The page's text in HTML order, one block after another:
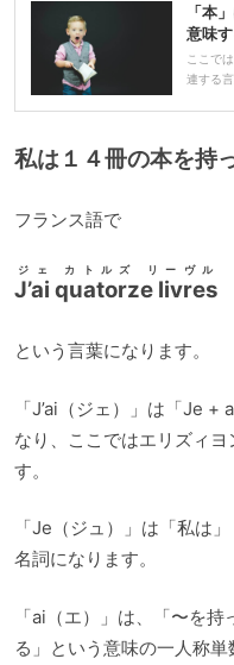
ー
「本
意味
ここで
連する
私は１４冊の本を持
フランス語で
J’ai quatorze livres
ジェ カトルズ リーヴル
という言葉になります。
「J’ai（ジェ）」は「Je
なり、ここではエリズィ
す。
「Je（ジュ）」は「私は
名詞になります。
「ai（エ）」は、「〜を
る」という意味の一人称